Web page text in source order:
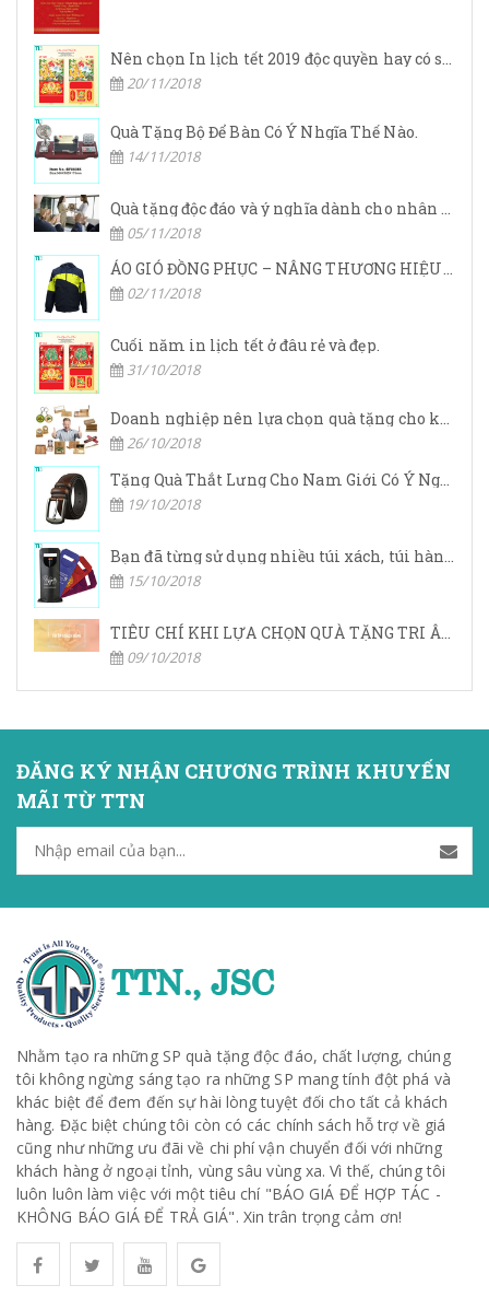
20/11/2018
Quà Tặng Bộ Để Bàn Có Ý Nhgĩa Thế Nào.
14/11/2018
05/11/2018
02/11/2018
Cuối năm in lịch tết ở đâu rẻ và đẹp.
31/10/2018
26/10/2018
Tặng Quà Thắt Lưng Cho Nam Giới Có Ý Nghĩa Gì
19/10/2018
Bạn đã từng sử dụng nhiều túi xách, túi hàng hiệu,… nhưng bạn đã bao giờ nghe đến túi vải không dệt chưa?
15/10/2018
TIÊU CHÍ KHI LỰA CHỌN QUÀ TẶNG TRI ÂN KHÁCH HÀNG
09/10/2018
ĐĂNG KÝ NHẬN CHƯƠNG TRÌNH KHUYẾN
MÃI TỪ TTN
Nhằm tạo ra những SP quà tặng độc đáo, chất lượng, chúng
tôi không ngừng sáng tạo ra những SP mang tính đột phá và
khác biệt để đem đến sự hài lòng tuyệt đối cho tất cả khách
hàng. Đặc biệt chúng tôi còn có các chính sách hỗ trợ về giá
cũng như những ưu đãi về chi phí vận chuyển đối với những
khách hàng ở ngoại tỉnh, vùng sâu vùng xa. Vì thế, chúng tôi
luôn luôn làm việc với một tiêu chí "BÁO GIÁ ĐỂ HỢP TÁC -
KHÔNG BÁO GIÁ ĐỂ TRẢ GIÁ". Xin trân trọng cảm ơn!